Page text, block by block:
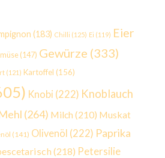
(183) Chilli (125) Ei (119) Eier
(147) Gewürze (333)
(121) Kartoffel (156)
Knobi (222) Knoblauch
(264) Milch (210) Muskat
(141) Olivenöl (222) Paprika
(218) Petersilie